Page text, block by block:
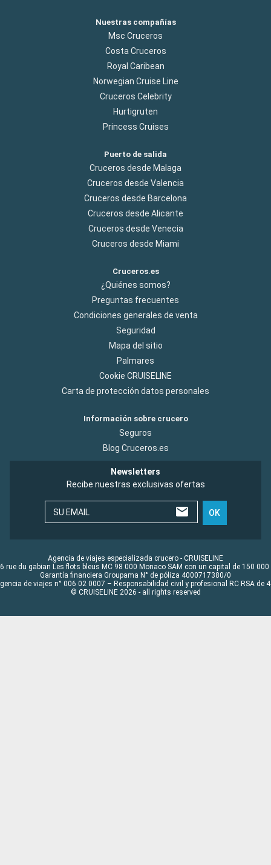
Nuestras compañías
Msc Cruceros
Costa Cruceros
Royal Caribean
Norwegian Cruise Line
Cruceros Celebrity
Hurtigruten
Princess Cruises
Puerto de salida
Cruceros desde Malaga
Cruceros desde Valencia
Cruceros desde Barcelona
Cruceros desde Alicante
Cruceros desde Venecia
Cruceros desde Miami
Cruceros.es
¿Quiénes somos?
Preguntas frecuentes
Condiciones generales de venta
Seguridad
Mapa del sitio
Palmares
Cookie CRUISELINE
Carta de protección datos personales
Información sobre crucero
Seguros
Blog Cruceros.es
Newsletters
Recibe nuestras exclusivas ofertas
SU EMAIL OK
Agencia de viajes especializada crucero - CRUISELINE
rue du gabian Les flots bleus MC 98 000 Monaco SAM con un capital de 150 000
Garantía financiera Groupama N° de póliza 4000717380/0
de viajes n° 006 02 0007 – Responsabilidad civil y profesional RC RSA de
© CRUISELINE 2026 - all rights reserved